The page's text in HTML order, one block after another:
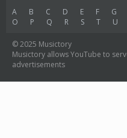
A B C D E F G
O
P Q R S T U
© 2025 Musictory
Musictory allows YouTube to
advertisements